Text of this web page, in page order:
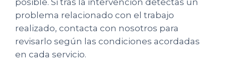
posible. Si tras la intervención detectas un
problema relacionado con el trabajo
realizado, contacta con nosotros para
revisarlo según las condiciones acordadas
en cada servicio.